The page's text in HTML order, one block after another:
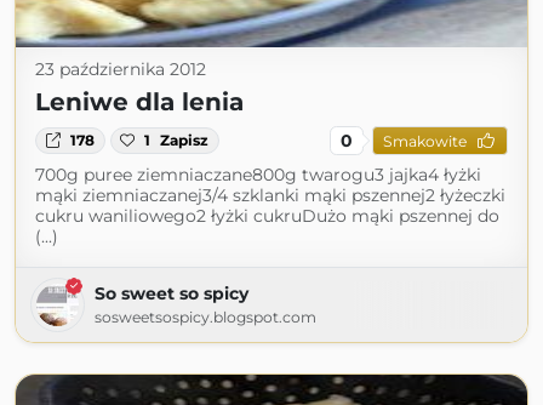
23 października 2012
Leniwe dla lenia
178 1 Zapisz 0 Smakowite
700g puree ziemniaczane800g twarogu3 jajka4 łyżki
mąki ziemniaczanej3/4 szklanki mąki pszennej2 łyżeczki
cukru waniliowego2 łyżki cukruDużo mąki pszennej do
(...)
So sweet so spicy
sosweetsospicy.blogspot.com